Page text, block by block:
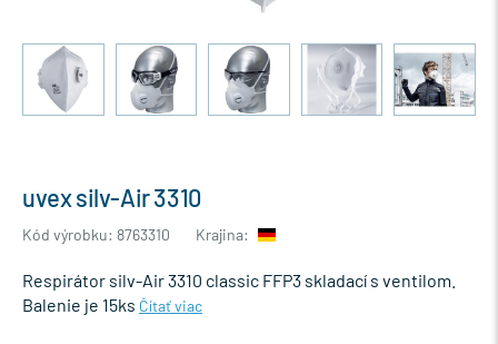
uvex silv-Air 3310
Kód výrobku: 8763310 Krajina:
Respirátor silv-Air 3310 classic FFP3 skladací s ventilom.
Balenie je 15ks Čítať viac